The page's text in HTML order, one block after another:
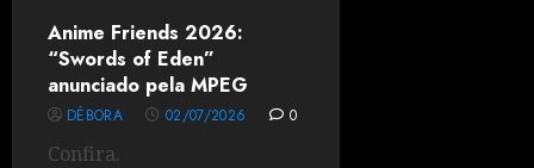
Anime Friends 2026:
“Swords of Eden”
anunciado pela MPEG
DÉBORA 02/07/2026 0
Confira.